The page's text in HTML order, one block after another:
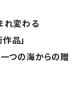
れ変わる
品」
一つの海からの贈